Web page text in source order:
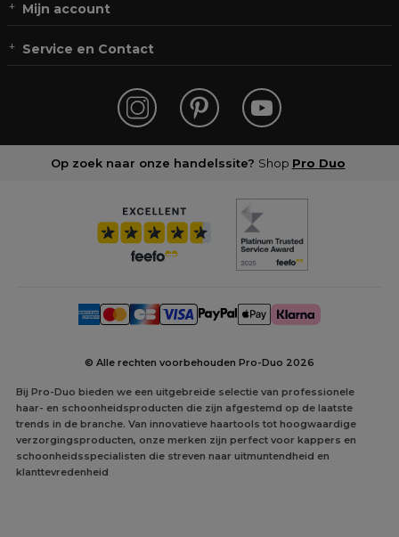
Mijn account
Service en Contact
Op zoek naar onze handelssite? Shop Pro Duo
© Alle rechten voorbehouden Pro-Duo 2026
Bij Pro-Duo bieden we een uitgebreide selectie van professionele
haar- en schoonheidsproducten die zijn afgestemd op de laatste
trends in de branche. Van innovatieve haartools tot hoogwaardige
verzorgingsproducten, onze merken zijn perfect voor kappers en
schoonheidsspecialisten die streven naar uitmuntendheid en
klanttevredenheid